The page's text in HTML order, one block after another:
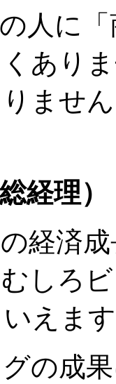
人に「
あり
ませ
経理）
経済
しろ
えま
の成